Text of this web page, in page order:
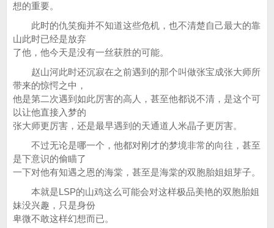
想的重要。
此时的仇笑痴并不知道这些危机，也不清楚自己最大的靠
山此时已经是放弃
了他，他今天是没有一丝获胜的可能。
赵山河此时还沉寂在之前遇到的那个叫做张宝成张大师所
带来的惊愕之中，
他是第二次遇到如此厉害的高人，甚至他都说不清，是这个可
以让他直接入梦的
张大师更厉害，还是最早遇到的天通道人米晶子更厉害。
不过无论是哪一个，他都对刚才的梦境非常的向往，甚至
是下意识的偷瞄了
一下对他有知遇之恩的海棠，甚至是海棠的双胞胎姐姐芽子。
本就是LSP的山鸡这么可能会对这样极品美艳的双胞胎姐
妹没兴趣，只是身份
卑微不敢这样幻想而已。